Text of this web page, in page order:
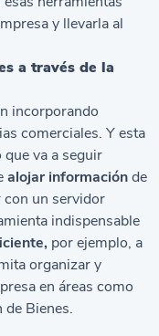
y llevarla al
a través de la
incorporando
comerciales. Y esta
va a seguir
alojar informaciónde
con un servidor
indispensable
por ejemplo, a
organizar y
en áreas como
Bienes.